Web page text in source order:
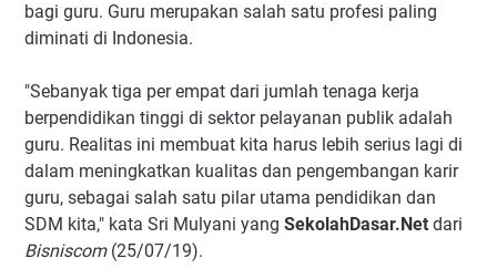
bagi guru. Guru merupakan salah satu profesi paling
diminati di Indonesia.
"Sebanyak tiga per empat dari jumlah tenaga kerja
berpendidikan tinggi di sektor pelayanan publik adalah
guru. Realitas ini membuat kita harus lebih serius lagi di
dalam meningkatkan kualitas dan pengembangan karir
guru, sebagai salah satu pilar utama pendidikan dan
SDM kita," kata Sri Mulyani yang SekolahDasar.Net dari
Bisniscom(25/07/19).